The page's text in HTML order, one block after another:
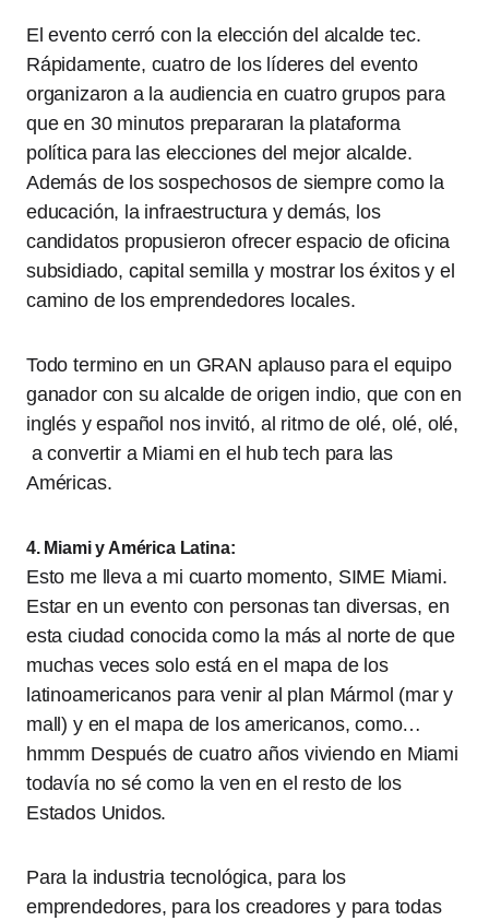
El evento cerró con la elección del alcalde tec.
Rápidamente, cuatro de los líderes del evento
organizaron a la audiencia en cuatro grupos para
que en 30 minutos prepararan la plataforma
política para las elecciones del mejor alcalde.
Además de los sospechosos de siempre como la
educación, la infraestructura y demás, los
candidatos propusieron ofrecer espacio de oficina
subsidiado, capital semilla y mostrar los éxitos y el
camino de los emprendedores locales.
Todo termino en un GRAN aplauso para el equipo
ganador con su alcalde de origen indio, que con en
inglés y español nos invitó, al ritmo de olé, olé, olé,
a convertir a Miami en el hub tech para las
Américas.
4. Miami y América Latina:
Esto me lleva a mi cuarto momento, SIME Miami.
Estar en un evento con personas tan diversas, en
esta ciudad conocida como la más al norte de que
muchas veces solo está en el mapa de los
latinoamericanos para venir al plan Mármol (mar y
mall) y en el mapa de los americanos, como…
hmmm Después de cuatro años viviendo en Miami
todavía no sé como la ven en el resto de los
Estados Unidos.
Para la industria tecnológica, para los
emprendedores, para los creadores y para todas